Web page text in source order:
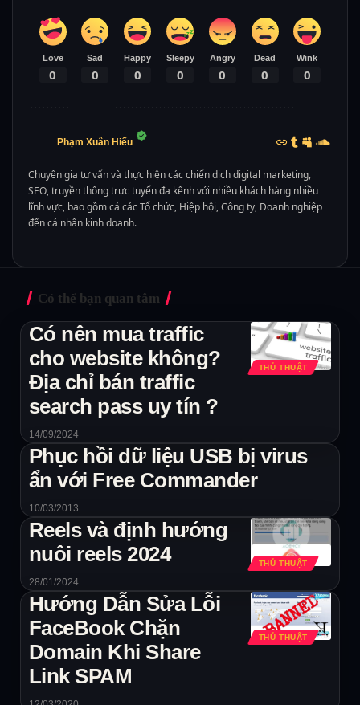
Love
0
Sad
0
Happy
0
Sleepy
0
Angry
0
Dead
0
Wink
0
Phạm Xuân Hiếu
Chuyên gia tư vấn và thực hiện các chiến dịch digital marketing,
SEO, truyền thông trực tuyến đa kênh với nhiều khách hàng nhiều
lĩnh vực, bao gồm cả các Tổ chức, Hiệp hội, Công ty, Doanh nghiệp
đến cá nhân kinh doanh.
Có thể bạn quan tâm
THỦ THUẬT
Có nên mua traffic
cho website không?
Địa chỉ bán traffic
search pass uy tín ?
14/09/2024
Phục hồi dữ liệu USB bị virus
ẩn với Free Commander
10/03/2013
THỦ THUẬT
Reels và định hướng
nuôi reels 2024
28/01/2024
THỦ THUẬT
Hướng Dẫn Sửa Lỗi
FaceBook Chặn
Domain Khi Share
Link SPAM